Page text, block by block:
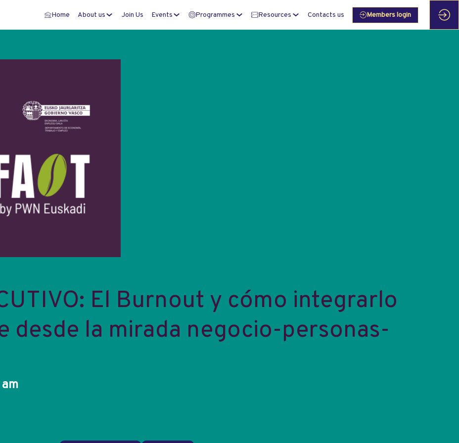
Home About us Join Us Events Programmes Resources Contacts us Members login
El Burnout y cómo integrarlo
desde la mirada negocio-personas-